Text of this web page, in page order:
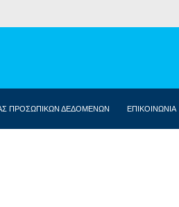
ΠΡΟΣΩΠΙΚΩΝ ΔΕΔΟΜΕΝΩΝ ΕΠΙΚΟΙΝΩΝΙΑ